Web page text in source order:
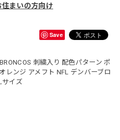
住まいの方向け
Save
刺繍入り 配色パターン ポ
レンジ アメフト NFL デンバーブロ
サイズ